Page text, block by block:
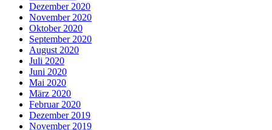
Dezember 2020
November 2020
Oktober 2020
September 2020
August 2020
Juli 2020
Juni 2020
Mai 2020
März 2020
Februar 2020
Dezember 2019
November 2019